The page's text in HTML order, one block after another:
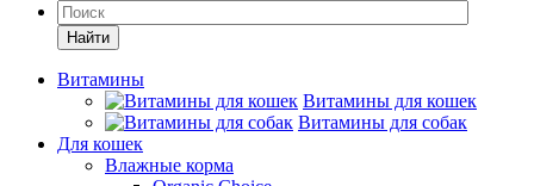
Найти
Витамины
Витамины для кошек
Витамины для собак
Для кошек
Влажные корма